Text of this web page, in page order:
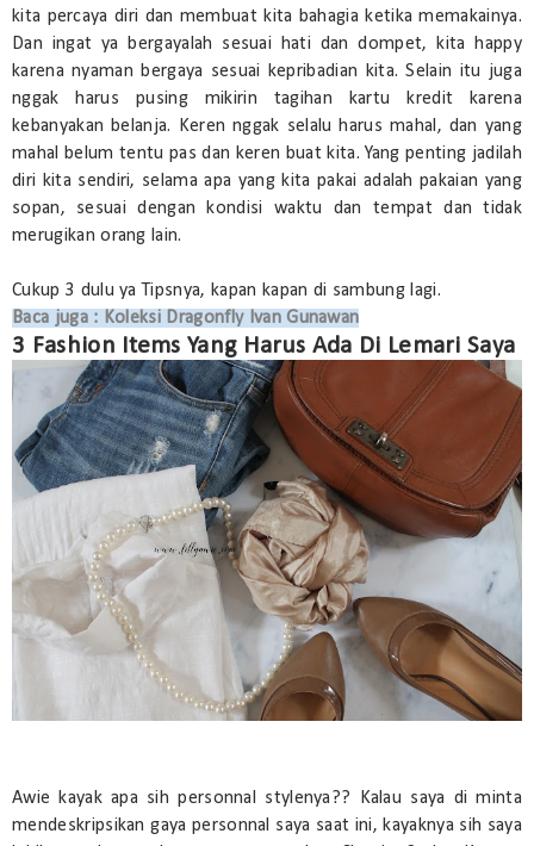
kita percaya diri dan membuat kita bahagia ketika memakainya.
Dan ingat ya bergayalah sesuai hati dan dompet, kita happy
karena nyaman bergaya sesuai kepribadian kita. Selain itu juga
nggak harus pusing mikirin tagihan kartu kredit karena
kebanyakan belanja. Keren nggak selalu harus mahal, dan yang
mahal belum tentu pas dan keren buat kita. Yang penting jadilah
diri kita sendiri, selama apa yang kita pakai adalah pakaian yang
sopan, sesuai dengan kondisi waktu dan tempat dan tidak
merugikan orang lain.
Cukup 3 dulu ya Tipsnya, kapan kapan di sambung lagi.
Baca juga : Koleksi Dragonfly Ivan Gunawan
3 Fashion Items Yang Harus Ada Di Lemari Saya
Awie kayak apa sih personnal stylenya?? Kalau saya di minta
mendeskripsikan gaya personnal saya saat ini, kayaknya sih saya